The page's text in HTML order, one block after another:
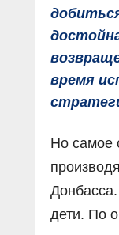
время
Но самое
дети. По